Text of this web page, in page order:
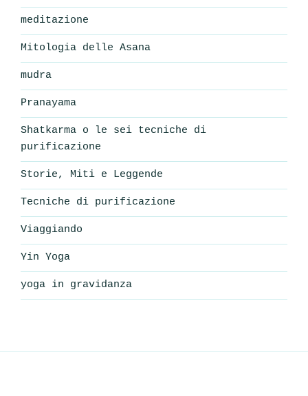
meditazione
Mitologia delle Asana
mudra
Pranayama
Shatkarma o le sei tecniche di
purificazione
Storie, Miti e Leggende
Tecniche di purificazione
Viaggiando
Yin Yoga
yoga in gravidanza